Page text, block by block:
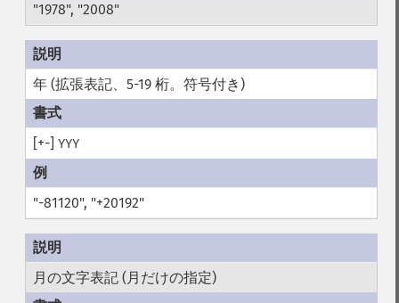
"1978", "2008"
年 (拡張表記、5-19 桁。符号付き)
[+-] YYY
"-81120", "+20192"
月の文字表記 (月だけの指定)